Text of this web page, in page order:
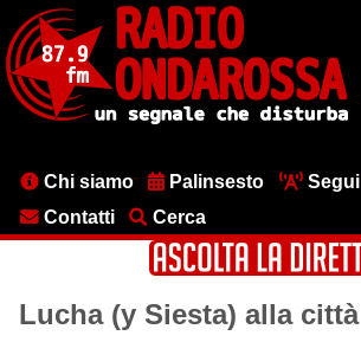
contenuto
principale
MenuChi siamo Palinsesto Segui
Contatti
Cerca
Lucha (y Siesta) alla città